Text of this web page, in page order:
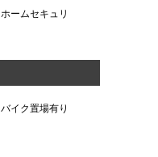
ホームセキュリ
バイク置場有り